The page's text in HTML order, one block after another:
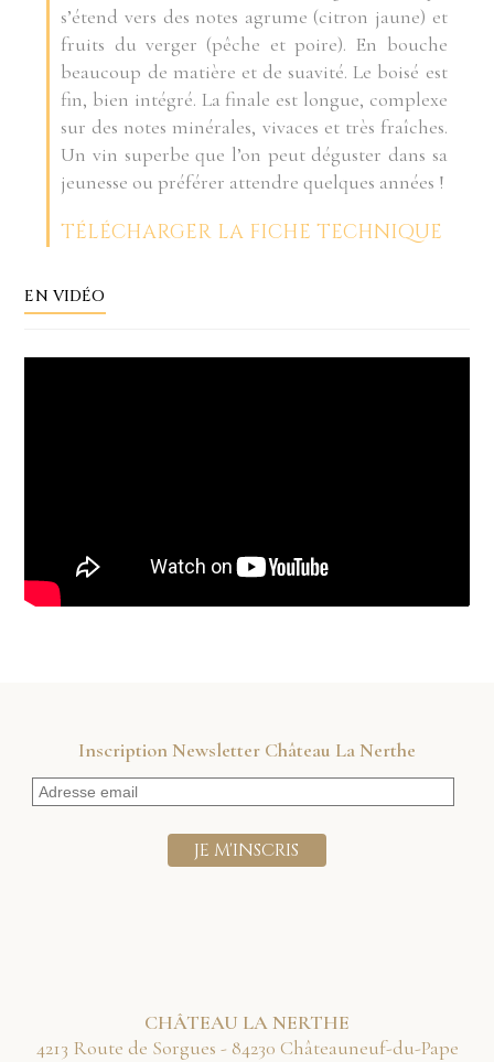
s’étend vers des notes agrume (citron jaune) et
fruits du verger (pêche et poire). En bouche
beaucoup de matière et de suavité. Le boisé est
fin, bien intégré. La finale est longue, complexe
sur des notes minérales, vivaces et très fraîches.
Un vin superbe que l’on peut déguster dans sa
jeunesse ou préférer attendre quelques années !
TÉLÉCHARGER LA FICHE TECHNIQUE
EN VIDÉO
Inscription Newsletter Château La Nerthe
CHÂTEAU LA NERTHE
4213 Route de Sorgues - 84230 Châteauneuf-du-Pape